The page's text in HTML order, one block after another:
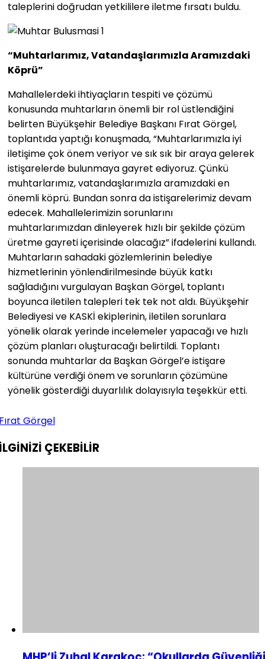
taleplerini doğrudan yetkililere iletme fırsatı buldu.
“Muhtarlarımız, Vatandaşlarımızla Aramızdaki
Köprü”
Mahallelerdeki ihtiyaçların tespiti ve çözümü
konusunda muhtarların önemli bir rol üstlendiğini
belirten Büyükşehir Belediye Başkanı Fırat Görgel,
toplantıda yaptığı konuşmada, “Muhtarlarımızla iyi
iletişime çok önem veriyor ve sık sık bir araya gelerek
istişarelerde bulunmaya gayret ediyoruz. Çünkü
muhtarlarımız, vatandaşlarımızla aramızdaki en
önemli köprü. Bundan sonra da istişarelerimiz devam
edecek. Mahallelerimizin sorunlarını
muhtarlarımızdan dinleyerek hızlı bir şekilde çözüm
üretme gayreti içerisinde olacağız” ifadelerini kullandı.
Muhtarların sahadaki gözlemlerinin belediye
hizmetlerinin yönlendirilmesinde büyük katkı
sağladığını vurgulayan Başkan Görgel, toplantı
boyunca iletilen talepleri tek tek not aldı. Büyükşehir
Belediyesi ve KASKİ ekiplerinin, iletilen sorunlara
yönelik olarak yerinde incelemeler yapacağı ve hızlı
çözüm planları oluşturacağı belirtildi. Toplantı
sonunda muhtarlar da Başkan Görgel’e istişare
kültürüne verdiği önem ve sorunların çözümüne
yönelik gösterdiği duyarlılık dolayısıyla teşekkür etti.
Görgel
ÇEKEBİLİR